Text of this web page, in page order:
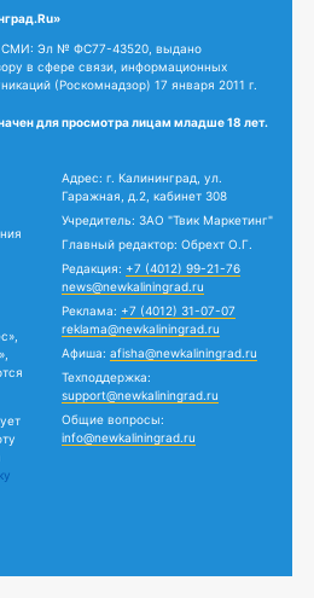
СМИ: Эл № ФС77-43520, выдано
в сфере связи, информационных
(Роскомнадзор) 17 января 2011 г.
для просмотра лицам младше 18 лет.
Адрес: г. Калининград, ул.
Гаражная, д.2, кабинет 308
Учредитель: ЗАО "Твик Маркетинг"
Главный редактор: Обрехт О.Г.
Редакция: +7 (4012) 99-21-76
news@newkaliningrad.ru
Реклама: +7 (4012) 31-07-07
reklama@newkaliningrad.ru
Афиша: afisha@newkaliningrad.ru
Техподдержка:
support@newkaliningrad.ru
Общие вопросы:
info@newkaliningrad.ru